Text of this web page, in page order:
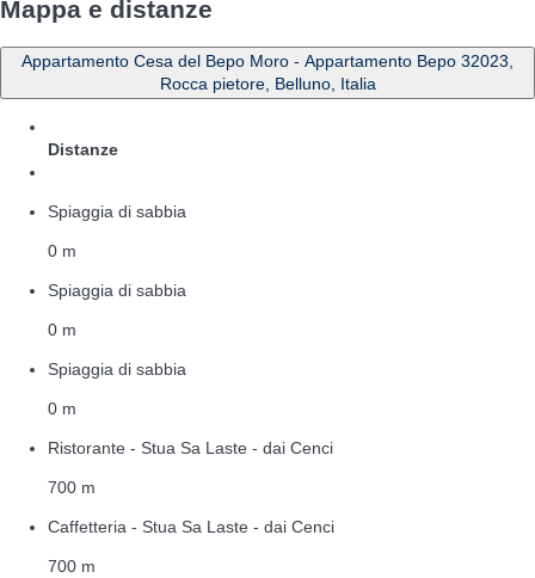
Mappa e distanze
Appartamento Cesa del Bepo Moro - Appartamento Bepo 32023,
Rocca pietore, Belluno, Italia
Distanze
Spiaggia di sabbia
0 m
Spiaggia di sabbia
0 m
Spiaggia di sabbia
0 m
Ristorante - Stua Sa Laste - dai Cenci
700 m
Caffetteria - Stua Sa Laste - dai Cenci
700 m